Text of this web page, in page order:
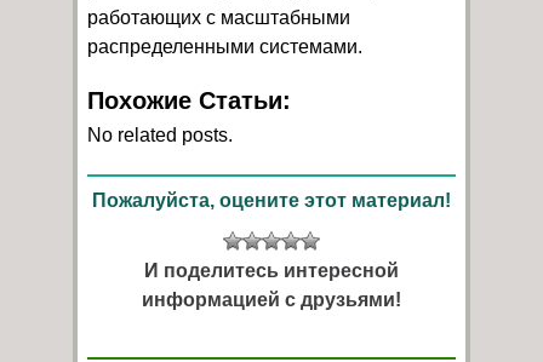
работающих с масштабными
распределенными системами.
Похожие Статьи:
No related posts.
Пожалуйста, оцените этот материал!
И поделитесь интересной
информацией с друзьями!